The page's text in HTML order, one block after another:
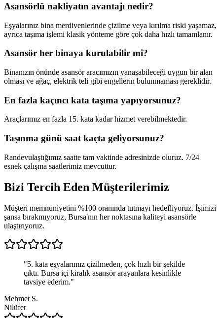
Asansörlü nakliyatın avantajı nedir?
Eşyalarınız bina merdivenlerinde çizilme veya kırılma riski yaşamaz,
ayrıca taşıma işlemi klasik yönteme göre çok daha hızlı tamamlanır.
Asansör her binaya kurulabilir mi?
Binanızın önünde asansör aracımızın yanaşabileceği uygun bir alan
olması ve ağaç, elektrik teli gibi engellerin bulunmaması gereklidir.
En fazla kaçıncı kata taşıma yapıyorsunuz?
Araçlarımız en fazla 15. kata kadar hizmet verebilmektedir.
Taşınma günü saat kaçta geliyorsunuz?
Randevulaştığımız saatte tam vaktinde adresinizde oluruz. 7/24
esnek çalışma saatlerimiz mevcuttur.
Bizi Tercih Eden Müşterilerimiz
Müşteri memnuniyetini %100 oranında tutmayı hedefliyoruz. İşimizi
şansa bırakmıyoruz, Bursa'nın her noktasına kaliteyi asansörle
ulaştırıyoruz.
"5. kata eşyalarımız çizilmeden, çok hızlı bir şekilde
çıktı. Bursa içi kiralık asansör arayanlara kesinlikle
tavsiye ederim."
Mehmet S.
Nilüfer